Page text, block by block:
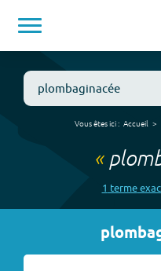
Vous êtes ici : Accueil
«
1 terme